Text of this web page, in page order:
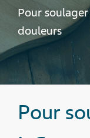
Pour
douleurs
Pour